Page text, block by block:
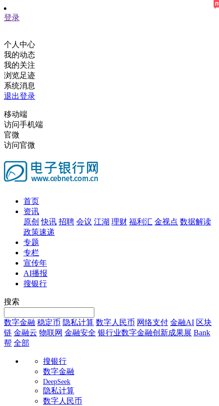
登录
个人中心
我的动态
我的关注
浏览足迹
系统消息
退出登录
移动端
访问手机端
官微
访问官微
首页
资讯
原创 快讯 招聘 会议 江湖 理财 福利汇 金视点 数据解读
政策速递
专题
专栏
宣传年
AI播报
搜银行
搜索
数字金融 稳定币 隐私计算 数字人民币 网络支付 金融AI 区块
链 金融云 物联网 金融安全 银行业数字金融创新成果展 Bank
帮 全部
搜银行
数字金融
DeepSeek
隐私计算
数字人民币